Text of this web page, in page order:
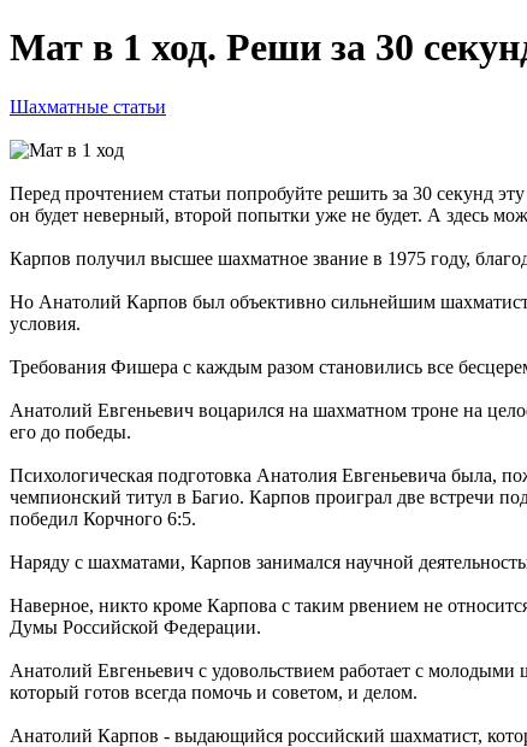
Мат в 1 ход. Реши за 30
Шахматные статьи
Перед прочтением статьи попробуйте решить за 30 секунд
он будет неверный, второй попытки уже не будет. А здесь
Карпов получил высшее шахматное звание в 1975 году,
Но Анатолий Карпов был объективно сильнейшим
условия.
Требования Фишера с каждым разом становились все
Анатолий Евгеньевич воцарился на шахматном троне на
его до победы.
Психологическая подготовка Анатолия Евгеньевича была,
чемпионский титул в Багио. Карпов проиграл две встречи
победил Корчного 6:5.
Наряду с шахматами, Карпов занимался научной
Наверное, никто кроме Карпова с таким рвением не
Думы Российской Федерации.
Анатолий Евгеньевич с удовольствием работает с
который готов всегда помочь и советом, и делом.
Анатолий Карпов - выдающийся российский шахматист,